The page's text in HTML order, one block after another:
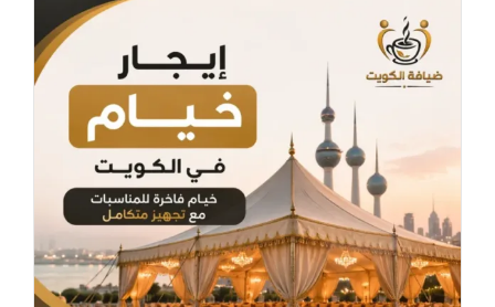
خدمات
ضيافة